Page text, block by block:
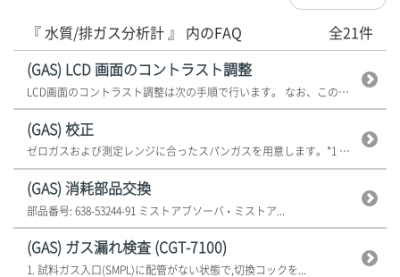
『 水質/排ガス分析計 』 内のFAQ 全21件
(GAS) LCD 画面のコントラスト調整
LCD画面のコントラスト調整は次の手順で行います。 なお、この手順は初期...
(GAS) 校正
ゼロガスおよび測定レンジに合ったスパンガスを用意します。*1 CAL を...
(GAS) 消耗部品交換
部品番号: 638-53244-91 ミストアブソーバ • ミストア...
(GAS) ガス漏れ検査 (CGT-7100)
1. 試料ガス入口(SMPL)に配管がない状態で,切換コックを...